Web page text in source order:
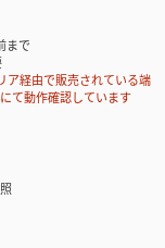
まで
経由で販売されている端
て動作確認しています